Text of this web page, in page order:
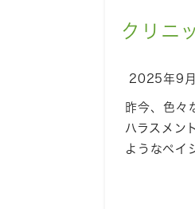
クリニ
2025年9
昨今、色々
ハラスメン
ようなペイ